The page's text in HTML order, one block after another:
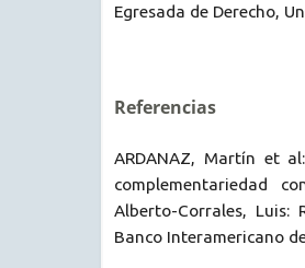
Egresada de Derecho,
Referencias
ARDANAZ, Martín et
complementariedad
Alberto-Corrales, Luis:
Banco Interamericano